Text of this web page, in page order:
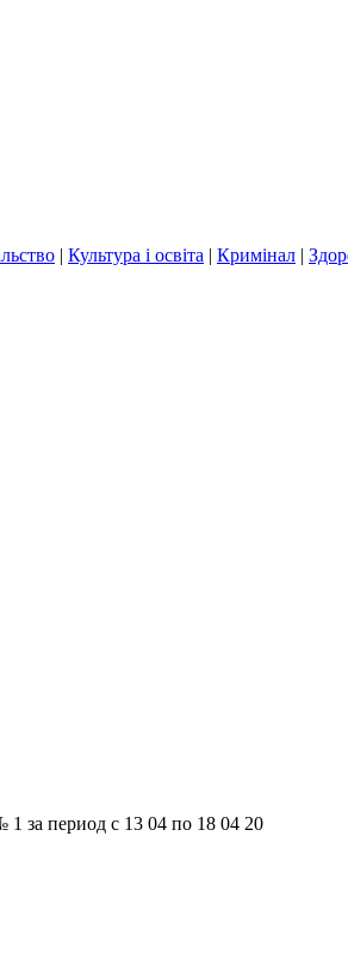
| Культура і освіта | Кримінал |
за период с 13 04 по 18 04 20